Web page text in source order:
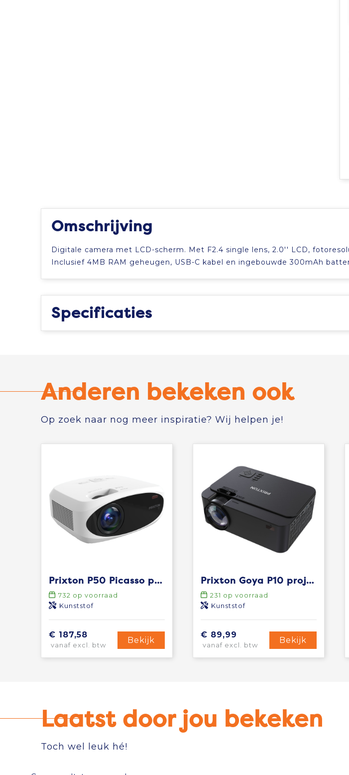
Omschrijving
Digitale camera met LCD-scherm. Met F2.4 single lens, 2.0'' LCD,
Inclusief 4MB RAM geheugen, USB-C kabel en ingebouwde 300mAh
Specificaties
Anderen bekeken ook
Op zoek naar nog meer inspiratie? Wij helpen je!
Prixton P50 Picasso projector
732 op voorraad
Kunststof
€ 187,58
vanaf excl. btw
Bekijk
Prixton Goya P10 projector
231 op voorraad
Kunststof
€ 89,99
vanaf excl. btw
Bekijk
Laatst door jou bekeken
Toch wel leuk hé!